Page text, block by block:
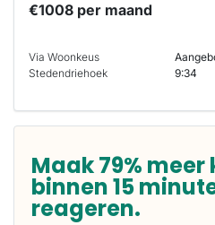
€1008 per maand
Via Woonkeus
Stedendriehoek
9:34
Maak 79%
binnen 15
reageren.